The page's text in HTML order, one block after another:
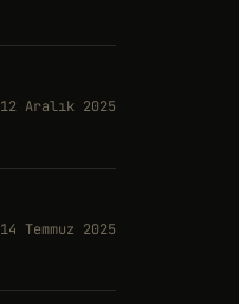
12 Aralık 2025
14 Temmuz 2025